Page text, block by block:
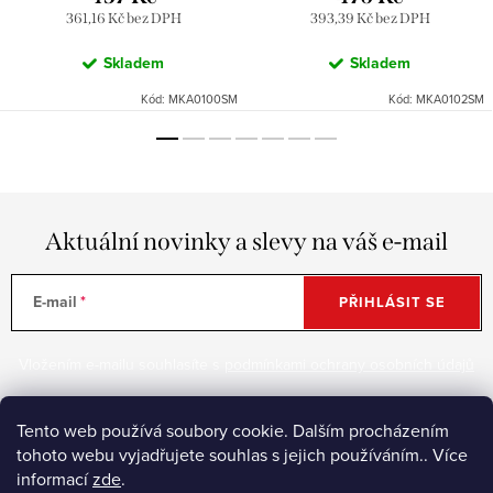
Tento web používá soubory cookie. Dalším procházením
tohoto webu vyjadřujete souhlas s jejich používáním.. Více
informacízde.
361,16 Kč bez DPH
Skladem
Kód: MKA0100SM
393,39 Kč bez DPH
Skladem
Kód: MKA0102SM
Aktuální novinky a slevy na váš e-mail
E-mail PŘIHLÁSIT SE
Z